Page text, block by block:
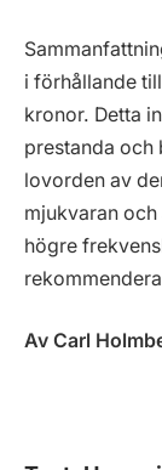
i förhållande
kronor. Detta
prestanda och
lovorden av
mjukvaran
högre
Av Carl